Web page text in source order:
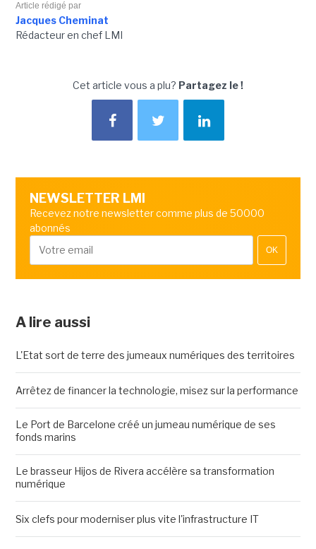
Article rédigé par
Jacques Cheminat
Rédacteur en chef LMI
Cet article vous a plu? Partagez le !
NEWSLETTER LMI
Recevez notre newsletter comme plus de 50000
abonnés
OK
A lire aussi
L'Etat sort de terre des jumeaux numériques des territoires
Arrêtez de financer la technologie, misez sur la performance
Le Port de Barcelone créé un jumeau numérique de ses
fonds marins
Le brasseur Hijos de Rivera accélère sa transformation
numérique
Six clefs pour moderniser plus vite l'infrastructure IT